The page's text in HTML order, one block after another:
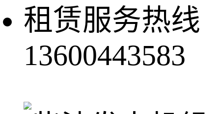
租赁服务热线
13600443583